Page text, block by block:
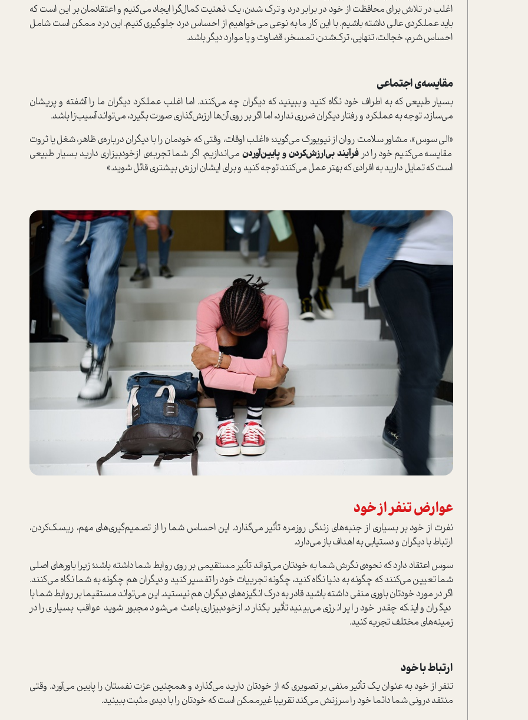
اغلب در تلاش برای محافظت از خود در برابر درد و ترک شدن، یک ذهنیت کمال‌گرا ایجاد می‌کنیم و اعتقادمان بر این است که
باید عملکردی عالی داشته باشیم. با این کار ما به نوعی می‌خواهیم از احساس درد جلوگیری کنیم. این درد ممکن است شامل
احساس شرم، خجالت، تنهایی، ترک‌شدن، تمسخر، قضاوت و یا موارد دیگر باشد.
مقایسه‌ی اجتماعی
بسیار طبیعی که به اطراف خود نگاه کنید و ببینید که دیگران چه می‌کنند. اما اغلب عملکرد دیگران ما را آشفته و پریشان
می‌سازد. توجه به عملکرد و رفتار دیگران ضرری ندارد، اما اگر بر روی آن‌ها ارزش‌گذاری صورت بگیرد، می‌تواند آسیب‌زا باشد.
«الی سوس»، مشاور سلامت روان از نیویورک می‌گوید: «اغلب اوقات، وقتی که خودمان را با دیگران درباره‌ی ظاهر، شغل یا ثروت
مقایسه می‌کنیم خود را درفرآیند بی‌ارزش‌کردن و پایین‌آوردن می‌اندازیم. اگر شما تجربه‌ی از‌خودبیزاری دارید بسیار طبیعی
است که تمایل دارید به افرادی که بهتر عمل می‌کنند توجه کنید و برای ایشان ارزش بیشتری قائل شوید.»
عوارض تنفر از خود
نفرت از خود بر بسیاری از جنبه‌های زندگی روزمره تأثیر می‌گذارد. این احساس شما را از تصمیم‌گیری‌های مهم، ریسک‌کردن،
ارتباط با دیگران و دستیابی به اهداف باز می‌دارد.
سوس اعتقاد دارد که نحوه‌ی نگرش شما به خودتان می‌تواند تأثیر مستقیمی بر روی روابط شما داشته باشد؛ زیرا باورهای اصلی
شما تعیین می‌کنند که چگونه به دنیا نگاه کنید، چگونه تجربیات خود را تفسیر کنید و دیگران هم چگونه به شما نگاه می‌کنند.
اگر در مورد خودتان باوری منفی داشته باشید قادر به درک انگیزه‌های دیگران هم نیستید. این می‌تواند مستقیما بر روابط شما با
دیگران و اینکه چقدر خود را پر‌انرژی می‌بینید تأثیر بگذارد. از‌خود‌بیزاری باعث می‌شود مجبور شوید عواقب بسیاری را در
زمینه‌های مختلف تجربه کنید.
ارتباط با خود
تنفر از خود به عنوان یک تأثیر منفی بر تصویری که از خودتان دارید می‌گذارد و همچنین عزت نفستان را پایین می‌آورد. وقتی
منتقد درونی شما دائما خود را سرزنش می‌کند تقریبا غیرممکن است که خودتان را با دیدی مثبت ببینید.